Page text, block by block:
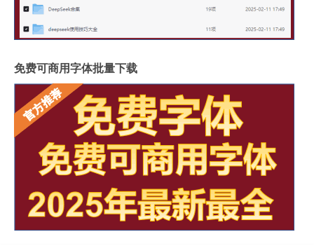
免费可商用字体批量下载